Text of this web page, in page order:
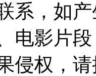
系，如
电影片
侵权，